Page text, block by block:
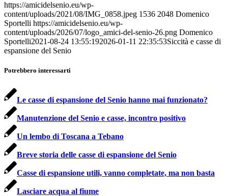
https://amicidelsenio.eu/wp-
content/uploads/2021/08/IMG_0858.jpeg 1536 2048 Domenico
Sportelli https://amicidelsenio.eu/wp-
content/uploads/2026/07/logo_amici-del-senio-26.png Domenico
Sportelli2021-08-24 13:55:192026-01-11 22:35:53Siccità e casse di
espansione del Senio
Potrebbero interessarti
Le casse di espansione del Senio hanno mai funzionato?
Manutenzione del Senio e casse, incontro positivo
Un lembo di Toscana a Tebano
Breve storia delle casse di espansione del Senio
Casse di espansione utili, vanno completate, ma non basta
Lasciare acqua al fiume